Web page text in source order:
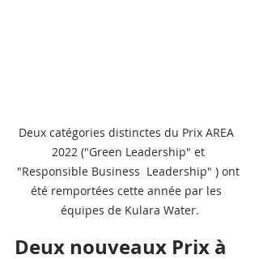
Deux catégories distinctes du Prix AREA
2022 ("Green Leadership" et
"Responsible Business  Leadership" ) ont
été remportées cette année par les
équipes de Kulara Water.
Deux nouveaux Prix à